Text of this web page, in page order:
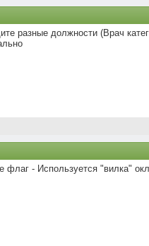
разные должности (Врач
флаг - Используется "вилка"